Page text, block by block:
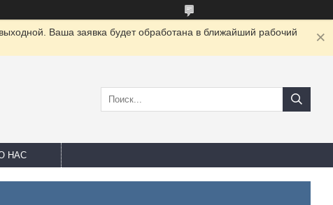
Ваша заявка будет обработана в ближайший рабочий
НАС